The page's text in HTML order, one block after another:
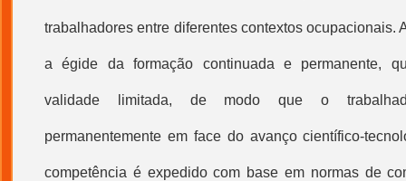
trabalhadores entre diferentes contextos ocupacionais.
a égide da formação continuada e permanente,
validade limitada, de modo que o
permanentemente em face do avanço científico-
competência é expedido com base em normas de